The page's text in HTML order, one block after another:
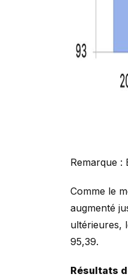
Remarque :
Comme le
augmenté
ultérieures,
95,39.
Résultats